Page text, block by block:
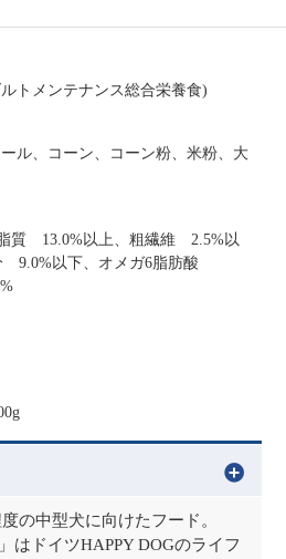
トメンテナンス総合栄養食)
ル、コーン、コーン粉、米粉、大
質 13.0%以上、粗繊維 2.5%以
9.0%以下、オメガ6脂肪酸
の中型犬に向けたフード。
はドイツHAPPY DOGのライフ